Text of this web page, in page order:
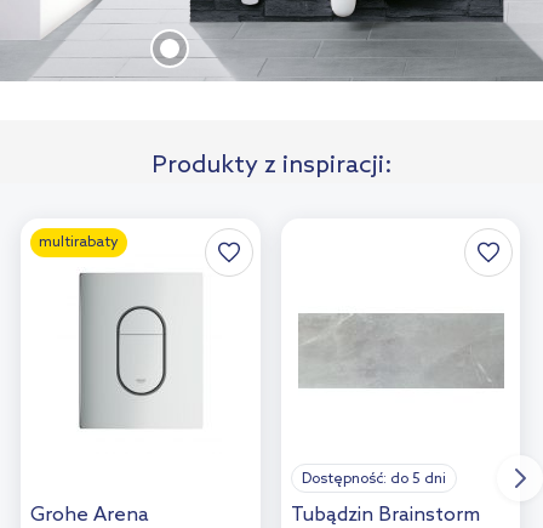
Produkty z inspiracji:
multirabaty
Grohe Arena
Dostępność: do 5 dni
Tubądzin Brainstorm